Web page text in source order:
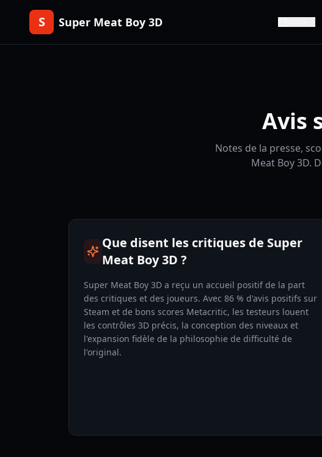
S Super Meat Boy 3D
Avis
Notes de la presse,
Meat Boy 3D.
Que disent les critiques de Super
Meat Boy 3D ?
Super Meat Boy 3D a reçu un accueil positif de la part
des critiques et des joueurs. Avec 86 % d'avis positifs sur
Steam et de bons scores Metacritic, les testeurs louent
les contrôles 3D précis, la conception des niveaux et
l'expansion fidèle de la philosophie de difficulté de
l'original.